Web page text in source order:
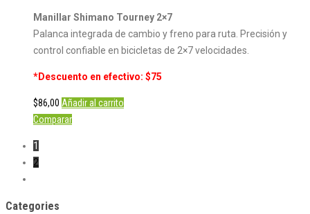
Manillar Shimano Tourney 2×7
Palanca integrada de cambio y freno para ruta. Precisión y
control confiable en bicicletas de 2×7 velocidades.
*Descuento en efectivo: $75
$86,00 Añadir al carrito
Comparar
1
2
Categories